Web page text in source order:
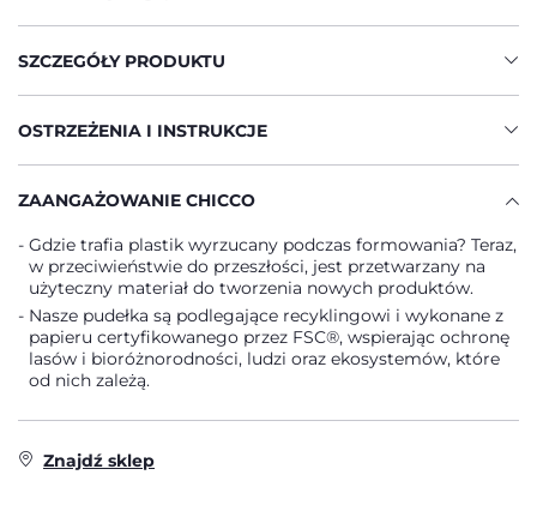
SZCZEGÓŁY PRODUKTU
OSTRZEŻENIA I INSTRUKCJE
ZAANGAŻOWANIE CHICCO
Gdzie trafia plastik wyrzucany podczas formowania? Teraz,
w przeciwieństwie do przeszłości, jest przetwarzany na
użyteczny materiał do tworzenia nowych produktów.
Nasze pudełka są podlegające recyklingowi i wykonane z
papieru certyfikowanego przez FSC®, wspierając ochronę
lasów i bioróżnorodności, ludzi oraz ekosystemów, które
od nich zależą.
Znajdź sklep